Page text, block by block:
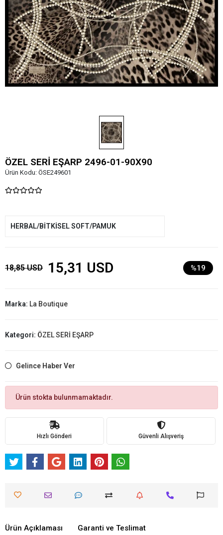
ÖZEL SERİ EŞARP 2496-01-90X90
Ürün Kodu: ÖSE249601
HERBAL/BİTKİSEL SOFT/PAMUK
18,85 USD 15,31 USD %19
Marka: La Boutique
Kategori: ÖZEL SERİ EŞARP
Gelince Haber Ver
Ürün stokta bulunmamaktadır.
Hızlı Gönderi Güvenli Alışveriş
Ürün Açıklaması Garanti ve Teslimat